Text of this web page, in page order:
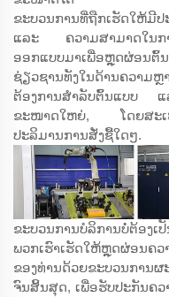
ຂະບວນການທີ່ຖືກເຮັດໃຫ້
ແລະ ຄວາມສາມາດໃນກາ
ອອກແບບມາເພື່ອຫຼຸດຜ່ອນ
ຊ່ຽວຊານທັງໃນດ້ານຄວາມ
ຕ້ອງການສຳລັບຕົ້ນແບບ
ຂະໜາດໃຫຍ່, ໂດຍສະເໜີ
ປະລິມານການສັ່ງຊື້ໃດໆ.
ຂະບວນການບໍລິການບໍ່ຕ້ອງເປັ
ພວກເຮົາເຮັດໃຫ້ຫຼຸດຜ່ອນຄ
ຂອງທ່ານດ້ວຍຂະບວນການ
ຈົນສິ້ນສຸດ, ເພື່ອຮັບປະກັນຄ